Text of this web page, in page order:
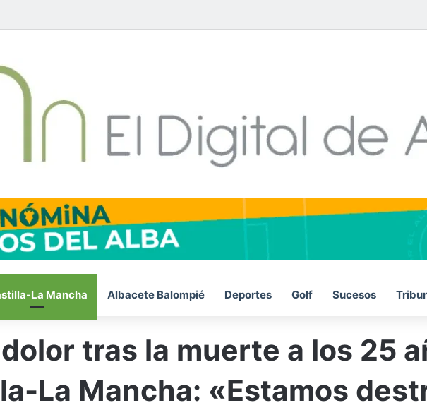
La Mancha Albacete Balompié Deportes Golf Sucesos
tras la muerte a los 25
La Mancha: «Estamos